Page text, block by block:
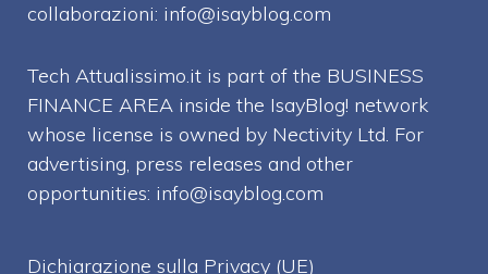
collaborazioni: info@isayblog.com
Tech Attualissimo.it is part of the BUSINESS
FINANCE AREA inside the IsayBlog! network
whose license is owned by Nectivity Ltd. For
advertising, press releases and other
opportunities: info@isayblog.com
Dichiarazione sulla Privacy (UE)